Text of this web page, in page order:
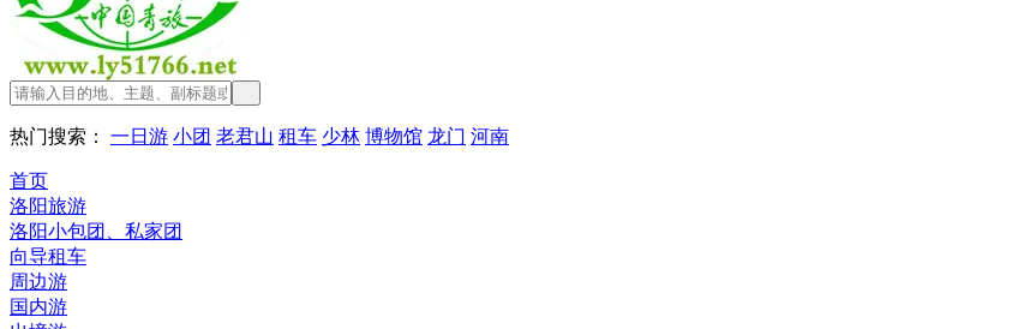
热门搜索： 一日游 小团 老君山 租车 少林 博物馆 龙门 河南
首页
洛阳旅游
洛阳小包团、私家团
向导租车
周边游
国内游